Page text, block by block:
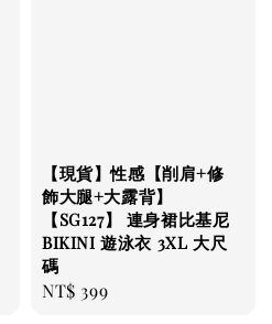
【現貨】性感【削肩+修
飾大腿+大露背】
【SG127】 連身裙比基尼
BIKINI 遊泳衣 3XL 大尺
碼
Regular
NT$ 399